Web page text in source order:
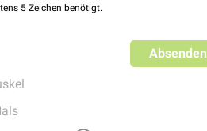
transversus
obliquus
posterior
5 Zeichen benötigt.
Absenden